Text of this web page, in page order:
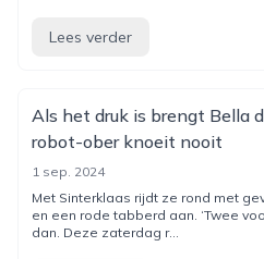
Lees verder
Als het druk is brengt Bella
robot-ober knoeit nooit
1 sep. 2024
Met Sinterklaas rijdt ze rond met
en een rode tabberd aan. ‘Twee
dan. Deze zaterdag r...